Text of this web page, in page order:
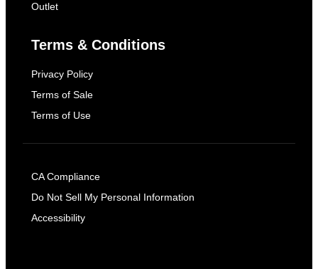
Outlet
Terms & Conditions
Privacy Policy
Terms of Sale
Terms of Use
CA Compliance
Do Not Sell My Personal Information
Accessibility